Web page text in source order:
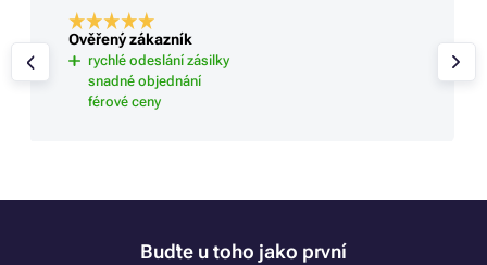
Ověřený zákazník
rychlé odeslání zásilky
snadné objednání
férové ceny
Buďte u toho jako první